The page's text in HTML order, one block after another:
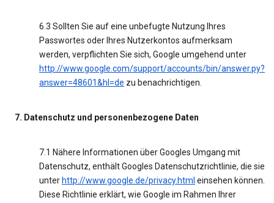
6.3 Sollten Sie auf eine unbefugte Nutzung Ihres
Passwortes oder Ihres Nutzerkontos aufmerksam
werden, verpflichten Sie sich, Google umgehend unter
http://www.google.com/support/accounts/bin/answer.py?
answer=48601&hl=de zu benachrichtigen.
7. Datenschutz und personenbezogene Daten
7.1 Nähere Informationen über Googles Umgang mit
Datenschutz, enthält Googles Datenschutzrichtlinie, die sie
unter http://www.google.de/privacy.html einsehen können.
Diese Richtlinie erklärt, wie Google im Rahmen Ihrer